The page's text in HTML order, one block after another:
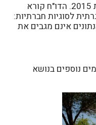
הדו"ח השנתי של מרכז אדוה לשנת 2015. הדו"ח קורא
לסוגיות חברתיות:
אינם מגבים את
נוספים בנושא